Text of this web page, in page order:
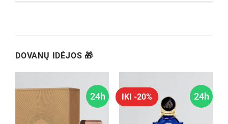
DOVANŲ IDĖJOS 🎁
24h 24h
IKI -20%